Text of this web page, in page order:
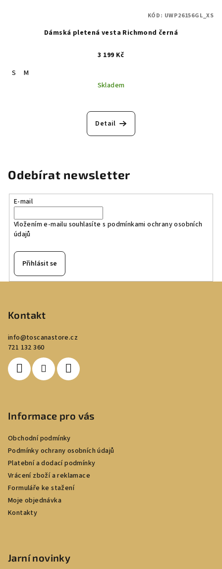
Dámská pletená vesta Richmond černá
3 199 Kč
S
M
Skladem
Detail
KÓD: UWP26156GL_XS
Odebírat newsletter
E-mail
Vložením e-mailu souhlasíte s podmínkami ochrany osobních
údajů
Přihlásit se
Kontakt
info@toscanastore.cz
721 132 360
Informace pro vás
Obchodní podmínky
Podmínky ochrany osobních údajů
Platební a dodací podmínky
Vrácení zboží a reklamace
Formuláře ke stažení
Moje objednávka
Kontakty
Jarní novinky